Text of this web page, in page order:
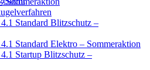
Standard Blitzschutz –
Standard Elektro – Sommeraktion
Startup Blitzschutz –